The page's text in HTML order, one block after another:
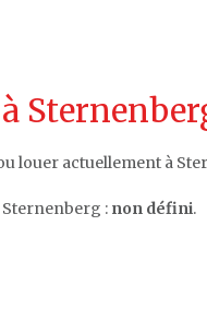
louer actuellement à
Sternenberg : non défini.